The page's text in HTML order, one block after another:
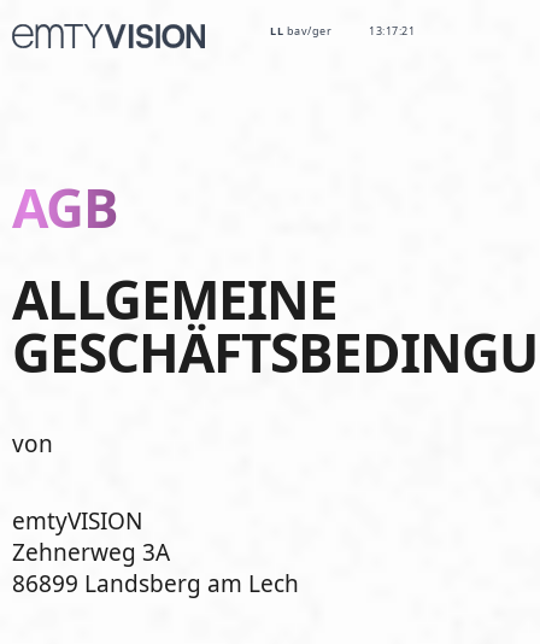
LL bav/ger 13:17:23
AGB
ALLGEMEINE
von
emtyVISION
Zehnerweg 3A
86899 Landsberg am Lech